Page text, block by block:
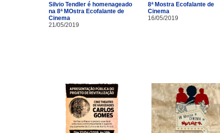
Silvio Tendler é homenageado
na 8ª MOstra Ecofalante de
Cinema
21/05/2019
8ª Mostra Ecofalante de
Cinema
16/05/2019